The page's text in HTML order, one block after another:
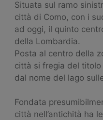
Situata sul ramo
città di Como, con i
ad oggi, il quinto
della Lombardia.
Posta al centro della
città si fregia del titolo
dal nome del lago
Fondata
città nell’antichità ha